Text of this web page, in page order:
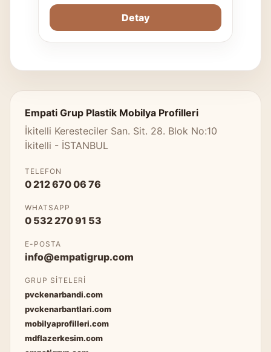
Detay
Empati Grup Plastik Mobilya Profilleri
İkitelli Keresteciler San. Sit. 28. Blok No:10
İkitelli - İSTANBUL
TELEFON
0 212 670 06 76
WHATSAPP
0 532 270 91 53
E-POSTA
info@empatigrup.com
GRUP SITELERI
pvckenarbandi.com
pvckenarbantlari.com
mobilyaprofilleri.com
mdflazerkesim.com